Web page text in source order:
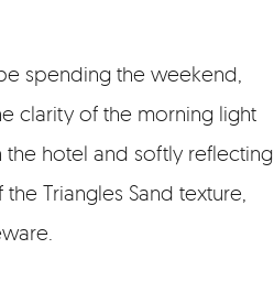
spending the weekend,
clarity of the morning light
hotel and softly reflecting
Triangles Sand texture,